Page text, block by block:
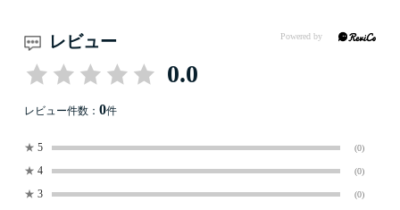
レビュー
0.0
レビュー件数： 0件
★ 5 (0)
★ 4 (0)
★ 3 (0)